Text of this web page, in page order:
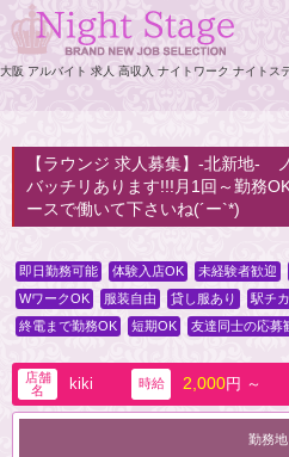
大阪 アルバイト 求人 高収入 ナイトワーク ナイトス
【ラウンジ 求人募集】-北新地-
バッチリあります!!!月1回～勤務
ースで働いて下さいね(´ー`*)
即日勤務可能 体験入店OK 未経験者歓迎
WワークOK
服装自由 貸し服あり 駅チカ
終電まで勤務OK
短期OK 友達同士の応募
店舗
名
kiki 時給 2,000円 ～
勤務地